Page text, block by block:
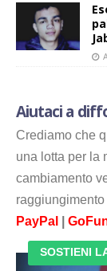
Aiutaci a
Crediamo che
una lotta per la
cambiamento
PayPal
SOSTIENI